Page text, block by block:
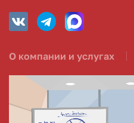
О компании и услугах